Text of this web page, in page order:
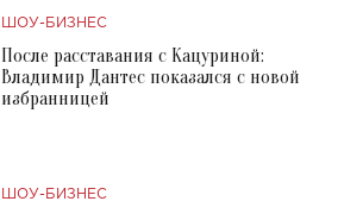
ШОУ-БИЗНЕС
После расставания с Кацуриной:
Владимир Дантес показался с новой
избранницей
ШОУ-БИЗНЕС